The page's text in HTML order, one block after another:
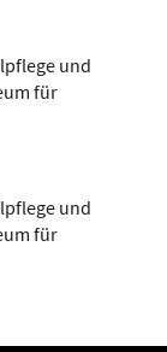
und
für
und
für